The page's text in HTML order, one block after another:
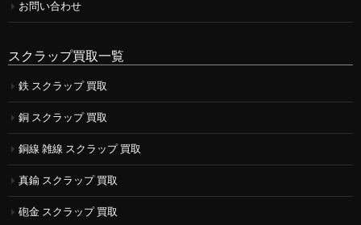
お問い合わせ
スクラップ買取一覧
鉄 スクラップ 買取
銅 スクラップ 買取
銅線 雑線 スクラップ 買取
真鍮 スクラップ 買取
砲金 スクラップ 買取